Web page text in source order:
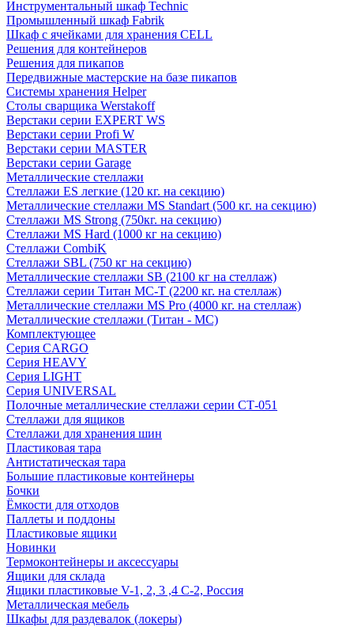
Инструментальный шкаф Technic
Промышленный шкаф Fabrik
Шкаф с ячейками для хранения CELL
Решения для контейнеров
Решения для пикапов
Передвижные мастерские на базе пикапов
Системы хранения Helper
Столы сварщика Werstakoff
Верстаки серии EXPERT WS
Верстаки серии Profi W
Верстаки серии MASTER
Верстаки серии Garage
Металлические стеллажи
Стеллажи ES легкие (120 кг. на секцию)
Металлические стеллажи MS Standart (500 кг. на секцию)
Стеллажи MS Strong (750кг. на секцию)
Стеллажи MS Hard (1000 кг на секцию)
Стеллажи CombiK
Стеллажи SBL (750 кг на секцию)
Металлические стеллажи SB (2100 кг на стеллаж)
Стеллажи серии Титан МС-Т (2200 кг. на стеллаж)
Металлические стеллажи MS Pro (4000 кг. на стеллаж)
Металлические стеллажи (Титан - МС)
Комплектующее
Серия CARGO
Серия HEAVY
Серия LIGHT
Серия UNIVERSAL
Полочные металлические стеллажи серии СТ-051
Стеллажи для ящиков
Стеллажи для хранения шин
Пластиковая тара
Антистатическая тара
Большие пластиковые контейнеры
Бочки
Ёмкости для отходов
Паллеты и поддоны
Пластиковые ящики
Новинки
Термоконтейнеры и аксессуары
Ящики для склада
Ящики пластиковые V-1, 2, 3 ,4 С-2, Россия
Металлическая мебель
Шкафы для раздевалок (локеры)